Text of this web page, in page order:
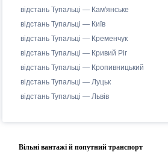
відстань Тупальці — Кам'янське
відстань Тупальці — Київ
відстань Тупальці — Кременчук
відстань Тупальці — Кривий Ріг
відстань Тупальці — Кропивницький
відстань Тупальці — Луцьк
відстань Тупальці — Львів
Вільні вантажі й попутний транспорт